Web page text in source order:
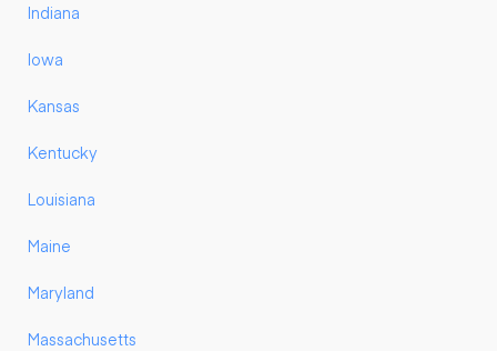
Indiana
Iowa
Kansas
Kentucky
Louisiana
Maine
Maryland
Massachusetts